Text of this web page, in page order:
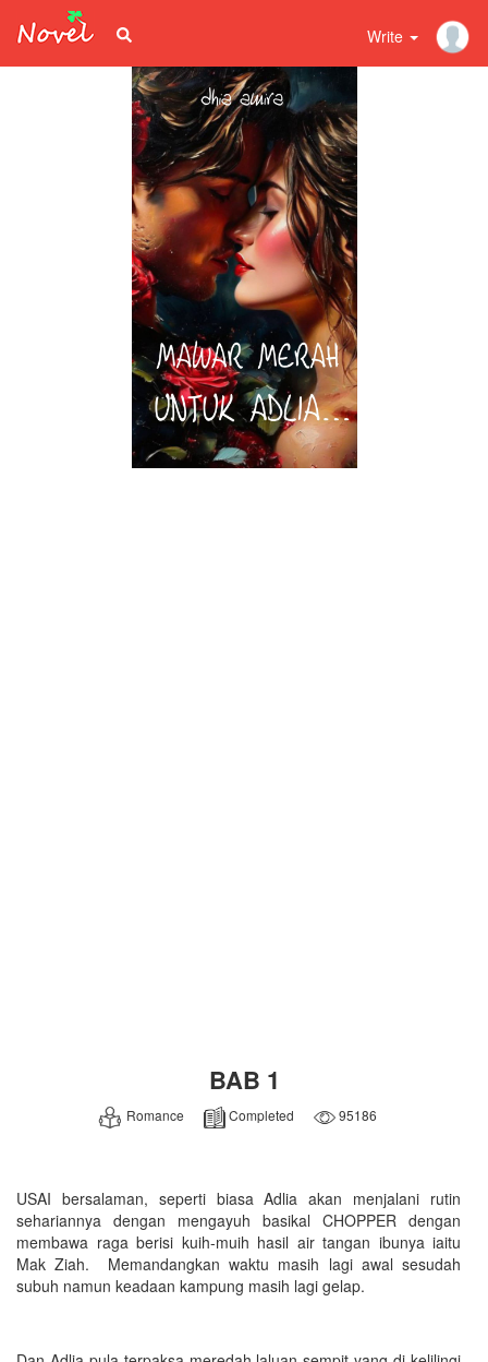
Write
BAB 1
Romance Completed 95186
USAI bersalaman, seperti biasa Adlia akan menjalani rutin
sehariannya dengan mengayuh basikal CHOPPER dengan
membawa raga berisi kuih-muih hasil air tangan ibunya iaitu
Mak Ziah. Memandangkan waktu masih lagi awal sesudah
subuh namun keadaan kampung masih lagi gelap.